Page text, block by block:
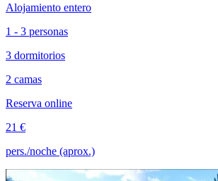
Alojamiento entero
1 - 3 personas
3 dormitorios
2 camas
Reserva online
21 €
pers./noche (aprox.)